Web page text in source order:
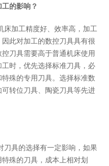
的影响？
加工精度好、效率高，加工
此对加工的数控刀具具有很
刀具需要高于普通机床使用
时，优先选择标准刀具，必
殊的专用刀具。选择标准数
转位刀具、陶瓷刀具等先进
具的选择有一定影响，如果
殊的刀具，成本上相对划